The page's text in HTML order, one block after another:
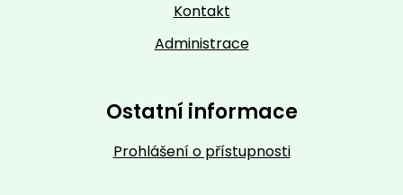
Kontakt
Administrace
Ostatní informace
Prohlášení o přístupnosti